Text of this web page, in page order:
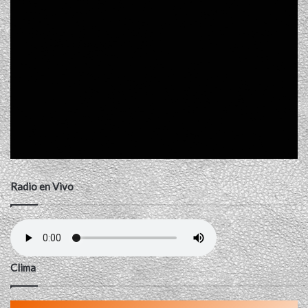
Radio en Vivo
Clima